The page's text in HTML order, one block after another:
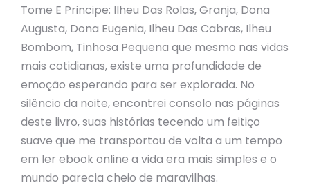
Tome E Principe: Ilheu Das Rolas, Granja, Dona
Augusta, Dona Eugenia, Ilheu Das Cabras, Ilheu
Bombom, Tinhosa Pequena que mesmo nas vidas
mais cotidianas, existe uma profundidade de
emoção esperando para ser explorada. No
silêncio da noite, encontrei consolo nas páginas
deste livro, suas histórias tecendo um feitiço
suave que me transportou de volta a um tempo
em ler ebook online a vida era mais simples e o
mundo parecia cheio de maravilhas.